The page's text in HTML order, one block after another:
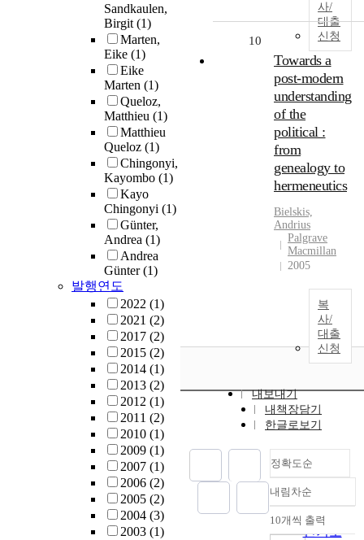
Sandkaulen,
Birgit(1)
Marten,
Eike (1)
Eike
Marten (1)
Queloz,
Matthieu (1)
Matthieu
Queloz (1)
Chingonyi,
Kayombo (1)
Kayo
Chingonyi (1)
Günter,
Andrea (1)
Andrea
Günter(1)
발행연도
2022 (1)
2021 (2)
2017 (2)
2015 (2)
2014 (1)
2013 (2)
2012 (1)
2011 (2)
2010 (1)
2009 (1)
2007 (1)
2006 (2)
2005 (2)
2004 (3)
2003 (1)
사/
대출
신청
10
Towards a
post-modern
understanding
of the
political :
from
genealogy to
hermeneutics
Bielskis,
Andrius
Palgrave
Macmillan
2005
복
사/
대출
신청
내보내기
내책장담기
한글로보기
정확도순
정확도
순
인기도
내림차순
내림차순
10개씩 출력